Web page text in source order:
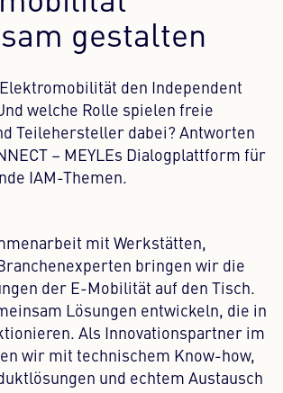
gestalten
den Independent
welche Rolle spielen freie
Teilehersteller dabei? Antworten
– MEYLEs Dialogplattform für
IAM-Themen.
mit Werkstätten,
bringen wir die
der E-Mobilität auf den Tisch.
Lösungen entwickeln, die in
Als Innovationspartner im
wir mit technischem Know-how,
und echtem Austausch